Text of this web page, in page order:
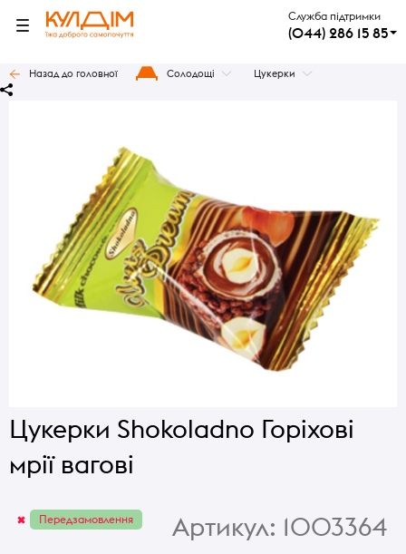
Служба підтримки
(044) 286 15 85
Назад до головної Солодощі Цукерки
Цукерки Shokoladno Горіхові
мрії вагові
Передзамовлення Артикул: 1003364